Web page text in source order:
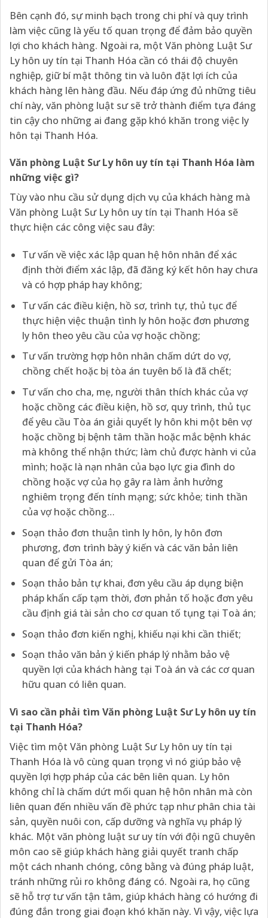
Bên cạnh đó, sự minh bạch trong chi phí và quy trình
làm việc cũng là yếu tố quan trọng để đảm bảo quyền
lợi cho khách hàng. Ngoài ra, một Văn phòng Luật Sư
Ly hôn uy tín tại Thanh Hóa cần có thái độ chuyên
nghiệp, giữ bí mật thông tin và luôn đặt lợi ích của
khách hàng lên hàng đầu. Nếu đáp ứng đủ những tiêu
chí này, văn phòng luật sư sẽ trở thành điểm tựa đáng
tin cậy cho những ai đang gặp khó khăn trong việc ly
hôn tại Thanh Hóa.
Văn phòng Luật Sư Ly hôn uy tín tại Thanh Hóa làm
những việc gì?
Tùy vào nhu cầu sử dụng dịch vụ của khách hàng mà
Văn phòng Luật Sư Ly hôn uy tín tại Thanh Hóa sẽ
thực hiện các công việc sau đây:
Tư vấn về việc xác lập quan hệ hôn nhân để xác
định thời điểm xác lập, đã đăng ký kết hôn hay chưa
và có hợp pháp hay không;
Tư vấn các điều kiện, hồ sơ, trình tự, thủ tục để
thực hiện việc thuận tình ly hôn hoặc đơn phương
ly hôn theo yêu cầu của vợ hoặc chồng;
Tư vấn trường hợp hôn nhân chấm dứt do vợ,
chồng chết hoặc bị tòa án tuyên bố là đã chết;
Tư vấn cho cha, mẹ, người thân thích khác của vợ
hoặc chồng các điều kiện, hồ sơ, quy trình, thủ tục
để yêu cầu Tòa án giải quyết ly hôn khi một bên vợ
hoặc chồng bị bệnh tâm thần hoặc mắc bệnh khác
mà không thể nhận thức; làm chủ được hành vi của
mình; hoặc là nạn nhân của bạo lực gia đình do
chồng hoặc vợ của họ gây ra làm ảnh hưởng
nghiêm trọng đến tính mạng; sức khỏe; tinh thần
của vợ hoặc chồng…
Soạn thảo đơn thuận tình ly hôn, ly hôn đơn
phương, đơn trình bày ý kiến và các văn bản liên
quan để gửi Tòa án;
Soạn thảo bản tự khai, đơn yêu cầu áp dụng biện
pháp khẩn cấp tạm thời, đơn phản tố hoặc đơn yêu
cầu định giá tài sản cho cơ quan tố tụng tại Toà án;
Soạn thảo đơn kiến nghị, khiếu nại khi cần thiết;
Soạn thảo văn bản ý kiến pháp lý nhằm bảo vệ
quyền lợi của khách hàng tại Toà án và các cơ quan
hữu quan có liên quan.
Vì sao cần phải tìm Văn phòng Luật Sư Ly hôn uy tín
tại Thanh Hóa?
Việc tìm một Văn phòng Luật Sư Ly hôn uy tín tại
Thanh Hóa là vô cùng quan trọng vì nó giúp bảo vệ
quyền lợi hợp pháp của các bên liên quan. Ly hôn
không chỉ là chấm dứt mối quan hệ hôn nhân mà còn
liên quan đến nhiều vấn đề phức tạp như phân chia tài
sản, quyền nuôi con, cấp dưỡng và nghĩa vụ pháp lý
khác. Một văn phòng luật sư uy tín với đội ngũ chuyên
môn cao sẽ giúp khách hàng giải quyết tranh chấp
một cách nhanh chóng, công bằng và đúng pháp luật,
tránh những rủi ro không đáng có. Ngoài ra, họ cũng
sẽ hỗ trợ tư vấn tận tâm, giúp khách hàng có hướng đi
đúng đắn trong giai đoạn khó khăn này. Vì vậy, việc lựa